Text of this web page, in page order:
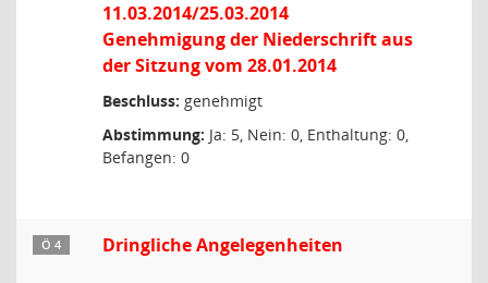
11.03.2014/25.03.2014
Genehmigung der Niederschrift aus
der Sitzung vom 28.01.2014
Beschluss: genehmigt
Abstimmung: Ja: 5, Nein: 0, Enthaltung: 0,
Befangen: 0
Ö 4 Dringliche Angelegenheiten